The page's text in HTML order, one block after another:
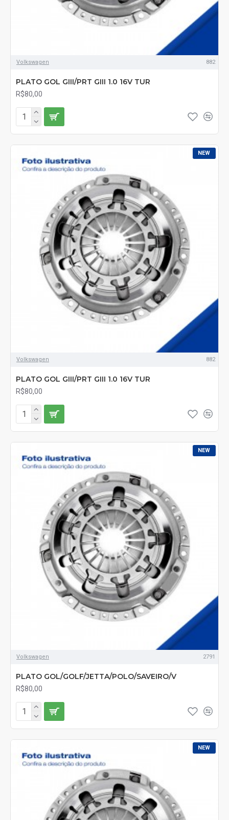
Volkswagen 882
PLATO GOL GIII/PRT GIII 1.0 16V TUR
R$80,00
NEW
Volkswagen 882
PLATO GOL GIII/PRT GIII 1.0 16V TUR
R$80,00
NEW
Volkswagen 2791
PLATO GOL/GOLF/JETTA/POLO/SAVEIRO/V
R$80,00
NEW